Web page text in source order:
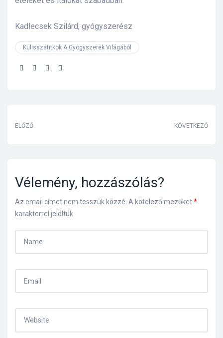
Kadlecsek Szilárd, gyógyszerész
Kulisszatitkok A Gyógyszerek Világából
ELŐZŐ KÖVETKEZŐ
Vélemény, hozzászólás?
Az email címet nem tesszük közzé. A kötelező mezőket*
karakterrel jelöltük